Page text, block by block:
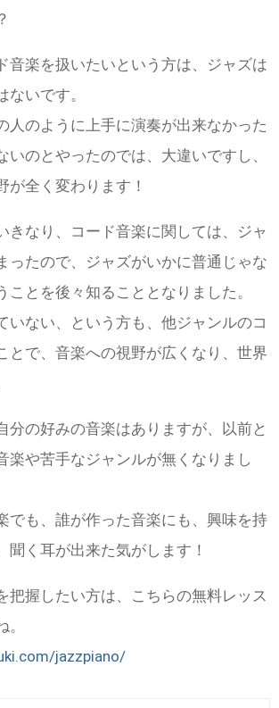
音楽を扱いたいという方は、ジャズは
いです。
人のように上手に演奏が出来なかった
いのとやったのでは、大違いですし、
が全く変わります！
きなり、コード音楽に関しては、ジャ
ったので、ジャズがいかに普通じゃな
ことを後々知ることとなりました。
いない、という方も、他ジャンルのコ
とで、音楽への視野が広くなり、世界
分の好みの音楽はありますが、以前と
楽や苦手なジャンルが無くなりまし
でも、誰が作った音楽にも、興味を持
聞く耳が出来た気がします！
把握したい方は、こちらの無料レッス
jazzpiano/